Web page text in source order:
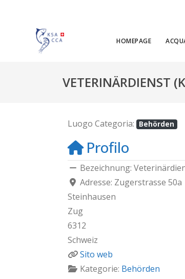
HOMEPAGE
VETERINÄRDIENST
Luogo Categoria: Behörden
Profilo
Bezeichnung:
Adresse: Zugerstrasse 50a
Steinhausen
Zug
6312
Schweiz
Sito web
Kategorie: Behörden